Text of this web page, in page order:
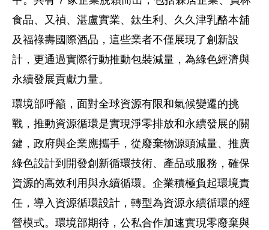
食品、又禎、湛盧實業、鈦生利、久久津乳酪本舖
及福祿壽國際酒品，這些業者不僅展現了創新設
計，更通過實際行動推動包裝減量，為綠色經濟與
永續發展貢獻力量。
環境部呼籲，面對全球資源有限和氣候變遷的挑
戰，推動資源循環是實現淨零排放和永續發展的關
鍵，政府與企業應攜手，從廢棄物源頭減量、推廣
綠色設計到開發創新循環技術、產品或服務，確保
資源的高效利用與永續循環。企業積極負起環境責
任，導入資源循環設計，轉型為資源永續循環的經
營模式。環境部期待，公私合作加速實現零廢棄與